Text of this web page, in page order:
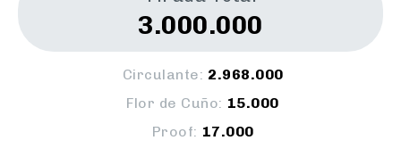
3.000.000
Circulante: 2.968.000
Flor de Cuño: 15.000
Proof: 17.000